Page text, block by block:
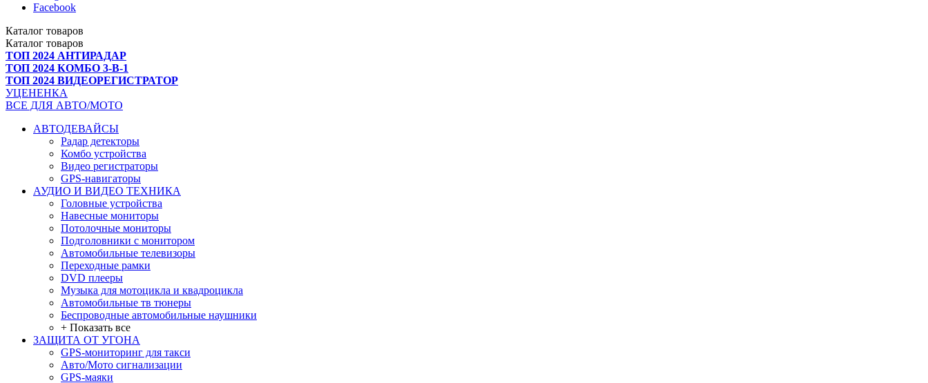
Facebook
Каталог товаров
Каталог товаров
ТОП 2024 АНТИРАДАР
ТОП 2024 КОМБО 3-В-1
ТОП 2024 ВИДЕОРЕГИСТРАТОР
УЦЕНЕНКА
ВСЕ ДЛЯ АВТО/МОТО
АВТОДЕВАЙСЫ
Радар детекторы
Комбо устройства
Видео регистраторы
GPS-навигаторы
АУДИО И ВИДЕО ТЕХНИКА
Головные устройства
Навесные мониторы
Потолочные мониторы
Подголовники с монитором
Автомобильные телевизоры
Переходные рамки
DVD плееры
Музыка для мотоцикла и квадроцикла
Автомобильные тв тюнеры
Беспроводные автомобильные наушники
+ Показать все
ЗАЩИТА ОТ УГОНА
GPS-мониторинг для такси
Авто/Мото сигнализации
GPS-маяки